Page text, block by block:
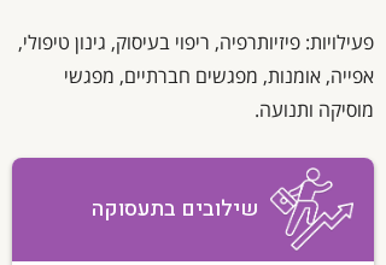
פעילויות: פיזיותרפיה, ריפוי בעיסוק, גינון טיפולי,
אפייה, אומנות, מפגשים חברתיים, מפגשי
מוסיקה ותנועה.
שילובים בתעסוקה